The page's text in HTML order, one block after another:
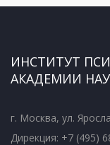
ИНСТИТУТ
АКАДЕМИИ
г. Москва, ул.
Дирекция: +7 (495)